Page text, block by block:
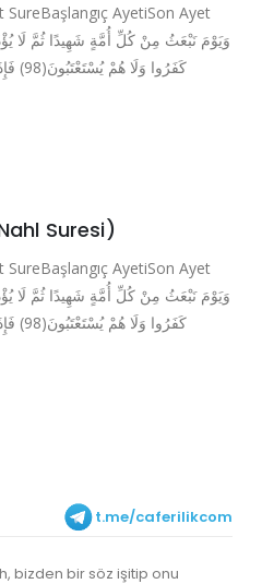
SureBaşlangıç AyetiSon Ayet
Suresi)
SureBaşlangıç AyetiSon Ayet
t.me/caferilikcom
bizden bir söz işitip onu